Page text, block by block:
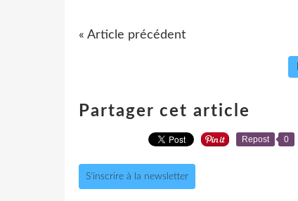
« Article précédent
Partager cet article
Repost 0
S'inscrire à la newsletter